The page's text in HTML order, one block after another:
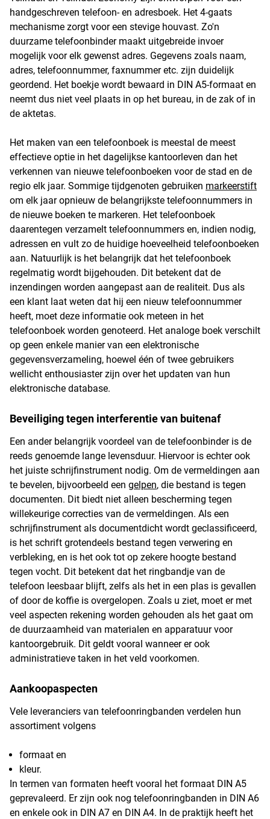
handgeschreven telefoon- en adresboek. Het 4-gaats
mechanisme zorgt voor een stevige houvast. Zo'n
duurzame telefoonbinder maakt uitgebreide invoer
mogelijk voor elk gewenst adres. Gegevens zoals naam,
adres, telefoonnummer, faxnummer etc. zijn duidelijk
geordend. Het boekje wordt bewaard in DIN A5-formaat en
neemt dus niet veel plaats in op het bureau, in de zak of in
de aktetas.
Het maken van een telefoonboek is meestal de meest
effectieve optie in het dagelijkse kantoorleven dan het
verkennen van nieuwe telefoonboeken voor de stad en de
regio elk jaar. Sommige tijdgenoten gebruiken markeerstift
om elk jaar opnieuw de belangrijkste telefoonnummers in
de nieuwe boeken te markeren. Het telefoonboek
daarentegen verzamelt telefoonnummers en, indien nodig,
adressen en vult zo de huidige hoeveelheid telefoonboeken
aan. Natuurlijk is het belangrijk dat het telefoonboek
regelmatig wordt bijgehouden. Dit betekent dat de
inzendingen worden aangepast aan de realiteit. Dus als
een klant laat weten dat hij een nieuw telefoonnummer
heeft, moet deze informatie ook meteen in het
telefoonboek worden genoteerd. Het analoge boek verschilt
op geen enkele manier van een elektronische
gegevensverzameling, hoewel één of twee gebruikers
wellicht enthousiaster zijn over het updaten van hun
elektronische database.
Beveiliging tegen interferentie van buitenaf
Een ander belangrijk voordeel van de telefoonbinder is de
reeds genoemde lange levensduur. Hiervoor is echter ook
het juiste schrijfinstrument nodig. Om de vermeldingen aan
te bevelen, bijvoorbeeld een gelpen, die bestand is tegen
documenten. Dit biedt niet alleen bescherming tegen
willekeurige correcties van de vermeldingen. Als een
schrijfinstrument als documentdicht wordt geclassificeerd,
is het schrift grotendeels bestand tegen verwering en
verbleking, en is het ook tot op zekere hoogte bestand
tegen vocht. Dit betekent dat het ringbandje van de
telefoon leesbaar blijft, zelfs als het in een plas is gevallen
of door de koffie is overgelopen. Zoals u ziet, moet er met
veel aspecten rekening worden gehouden als het gaat om
de duurzaamheid van materialen en apparatuur voor
kantoorgebruik. Dit geldt vooral wanneer er ook
administratieve taken in het veld voorkomen.
Aankoopaspecten
Vele leveranciers van telefoonringbanden verdelen hun
assortiment volgens
formaat en
kleur.
In termen van formaten heeft vooral het formaat DIN A5
geprevaleerd. Er zijn ook nog telefoonringbanden in DIN A6
en enkele ook in DIN A7 en DIN A4. In de praktijk heeft het